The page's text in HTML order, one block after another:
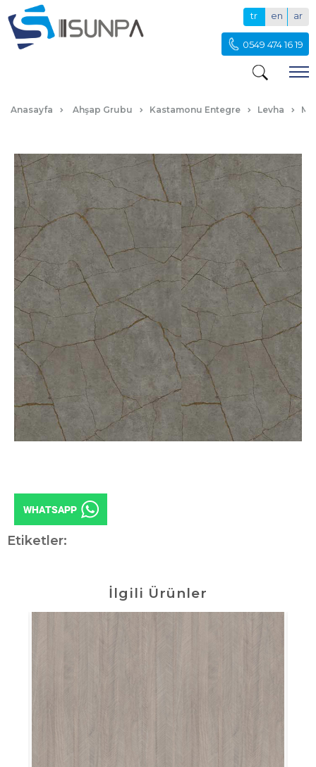
tr en ar
0549 474 16 19
Anasayfa Ahşap Grubu Kastamonu Entegre Levha
Etiketler:
İlgili Ürünler